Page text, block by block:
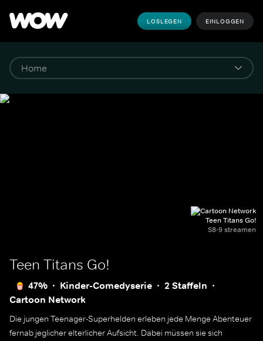
LOSLEGEN EINLOGGEN
Teen Titans Go!
S8-9 streamen
Teen Titans Go!
47% Kinder-Comedyserie
2 Staffeln
Cartoon Network
Die jungen Teenager-Superhelden erleben jede Menge Abenteuer
fernab jeglicher elterlicher Aufsicht. Dabei müssen sie sich